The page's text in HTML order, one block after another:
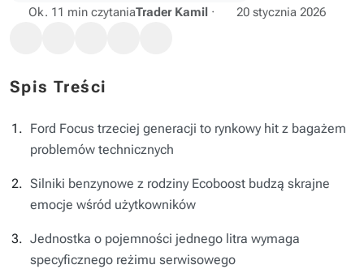
Ok. 11 min czytaniaTrader Kamil · 20 stycznia 2026
Spis Treści
Ford Focus trzeciej generacji to rynkowy hit z bagażem
problemów technicznych
Silniki benzynowe z rodziny Ecoboost budzą skrajne
emocje wśród użytkowników
Jednostka o pojemności jednego litra wymaga
specyficznego reżimu serwisowego